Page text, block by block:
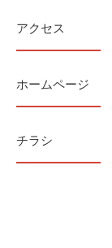
アクセス
ホームページ
チラシ